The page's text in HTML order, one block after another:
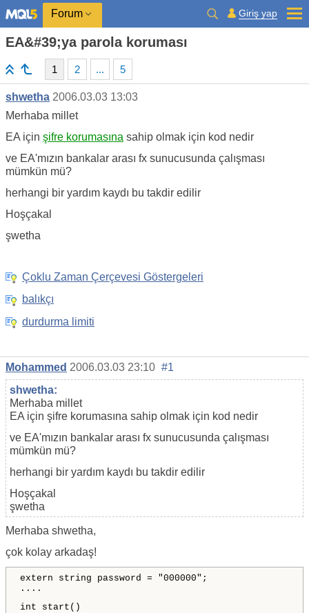
Forum Giriş yap
EA&#39;ya parola koruması
1 2 ... 5
shwetha 2006.03.03 13:03
Merhaba millet
EA için şifre korumasına sahip olmak için kod nedir
ve EA'mızın bankalar arası fx sunucusunda çalışması
mümkün mü?
herhangi bir yardım kaydı bu takdir edilir
Hoşçakal
şwetha
Çoklu Zaman Çerçevesi Göstergeleri
balıkçı
durdurma limiti
Mohammed 2006.03.03 23:10 #1
shwetha:
Merhaba millet
EA için şifre korumasına sahip olmak için kod nedir
ve EA'mızın bankalar arası fx sunucusunda çalışması
mümkün mü?
herhangi bir yardım kaydı bu takdir edilir
Hoşçakal
şwetha
Merhaba shwetha,
çok kolay arkadaş!
extern string password = "000000";
....
int start()